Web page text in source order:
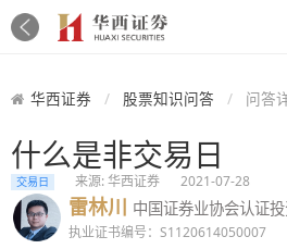
华西证券 股票知识问答 问答
什么是非交易日
交易日 来源: 华西证券 2021-07-28
雷林川 中国证券业协会认证
执业证书编号：S1120614050007